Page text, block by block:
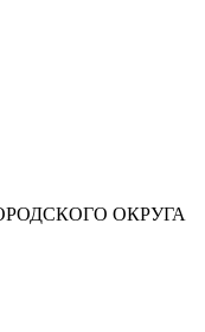
ОКРУГА